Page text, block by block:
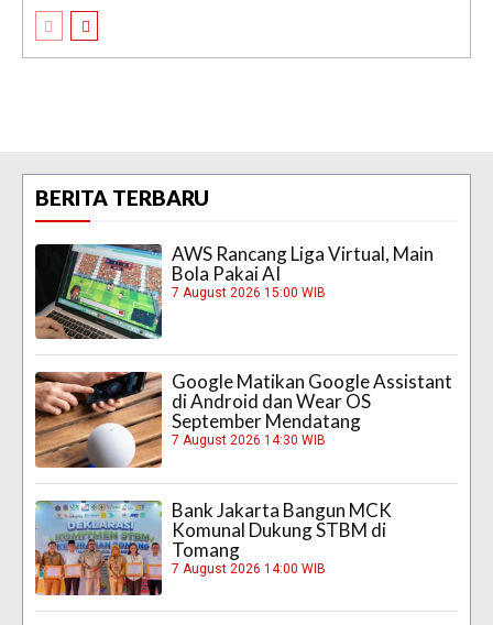
BERITA TERBARU
AWS Rancang Liga Virtual, Main
Bola Pakai AI
7 August 2026 15:00 WIB
Google Matikan Google Assistant
di Android dan Wear OS
September Mendatang
7 August 2026 14:30 WIB
Bank Jakarta Bangun MCK
Komunal Dukung STBM di
Tomang
7 August 2026 14:00 WIB